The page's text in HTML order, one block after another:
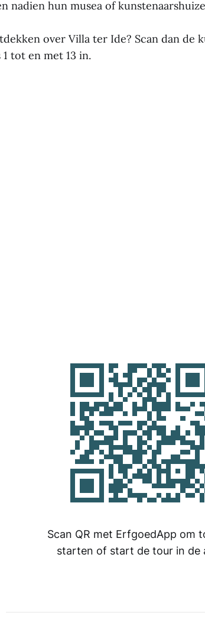
nadien hun musea of
over Villa ter Ide? Scan dan de
tot en met 13 in.
Scan QR met ErfgoedApp om
starten of start de tour in de